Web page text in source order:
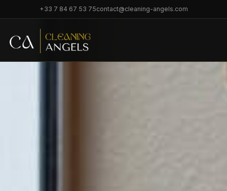
+33 7 84 67 53 75contact@cleaning-angels.com